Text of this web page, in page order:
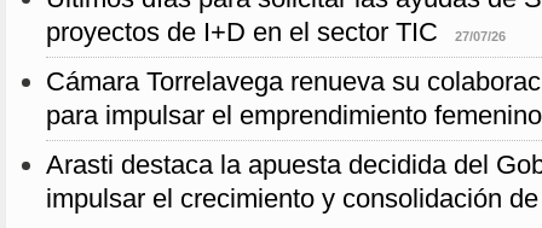
proyectos de I+D en el sector TIC
27/07/26
Cámara Torrelavega renueva su
para impulsar el emprendimiento femenino
Arasti destaca la apuesta decidida del
impulsar el crecimiento y consolidación